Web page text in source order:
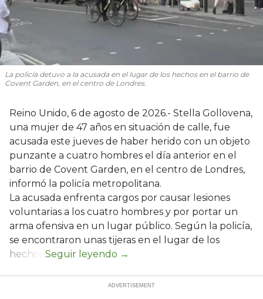
La policía detuvo a la acusada en el lugar de los hechos en el barrio de
Covent Garden, en el centro de Londres.
Reino Unido, 6 de agosto de 2026.- Stella Gollovena,
una mujer de 47 años en situación de calle, fue
acusada este jueves de haber herido con un objeto
punzante a cuatro hombres el día anterior en el
barrio de Covent Garden, en el centro de Londres,
informó la policía metropolitana.
La acusada enfrenta cargos por causar lesiones
voluntarias a los cuatro hombres y por portar un
arma ofensiva en un lugar público. Según la policía,
se encontraron unas tijeras en el lugar de los
hechos.